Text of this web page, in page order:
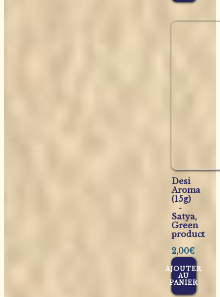
Desi
Aroma
(15g)
-
Satya,
Green
product
2,00€
AJOUTER
AU
PANIER